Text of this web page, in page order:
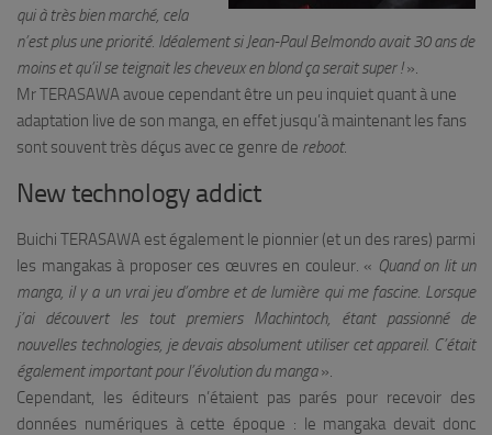
qui à très bien marché, cela
n’est plus une priorité. Idéalement si Jean-Paul Belmondo avait 30 ans de
moins et qu’il se teignait les cheveux en blond ça serait super !».
Mr TERASAWA avoue cependant être un peu inquiet quant à une
adaptation live de son manga, en effet jusqu’à maintenant les fans
sont souvent très déçus avec ce genre de reboot.
New technology addict
Buichi TERASAWA est également le pionnier (et un des rares) parmi
les mangakas à proposer ces œuvres en couleur. « Quand on lit un
manga, il y a un vrai jeu d’ombre et de lumière qui me fascine. Lorsque
j’ai découvert les tout premiers Machintoch, étant passionné de
nouvelles technologies, je devais absolument utiliser cet appareil. C’était
également important pour l’évolution du manga».
Cependant, les éditeurs n’étaient pas parés pour recevoir des
données numériques à cette époque : le mangaka devait donc